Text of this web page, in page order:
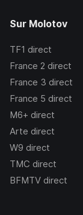
Sur Molotov
TF1 direct
France 2 direct
France 3 direct
France 5 direct
M6+ direct
Arte direct
W9 direct
TMC direct
BFMTV direct